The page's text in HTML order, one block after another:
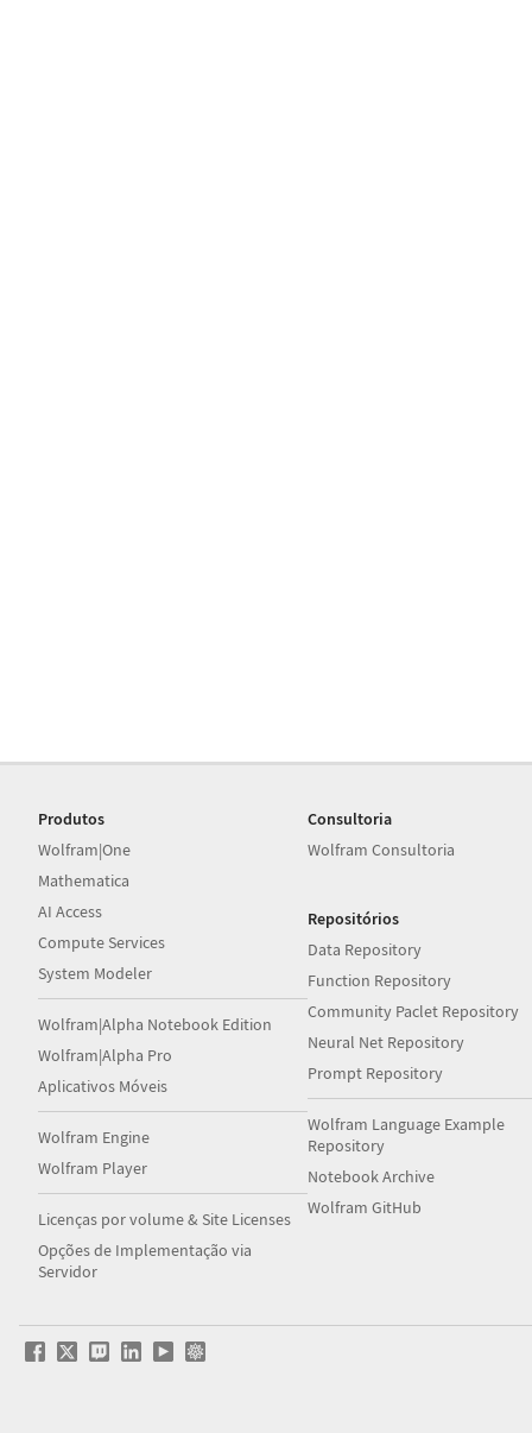
Produtos
Wolfram|One
Mathematica
AI Access
Compute Services
System Modeler
Wolfram|Alpha Notebook Edition
Wolfram|Alpha Pro
Aplicativos Móveis
Wolfram Engine
Wolfram Player
Licenças por volume & Site Licenses
Opções de Implementação via
Servidor
Consultoria
Wolfram Consultoria
Repositórios
Data Repository
Function Repository
Community Paclet Repository
Neural Net Repository
Prompt Repository
Wolfram Language Example
Repository
Notebook Archive
Wolfram GitHub